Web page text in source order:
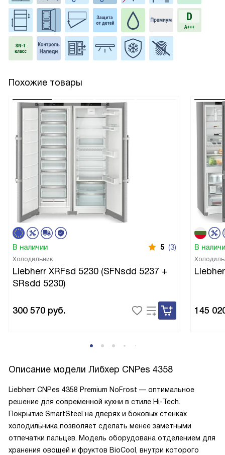
Похожие товары
В наличии 5 (3)
Холодильник
Liebherr XRFsd 5230 (SFNsdd 5237 +
SRsdd 5230)
300 570 руб.
В
145
Описание модели Либхер CNPes 4358
Liebherr CNPes 4358 Premium NoFrost — оптимальное
решение для современной кухни в стиле Hi-Tech.
Покрытие SmartSteel на дверях и боковых стенках
холодильника позволяет сделать менее заметными
отпечатки пальцев. Модель оборудована отделением для
хранения овощей и фруктов BioCool, внутри которого